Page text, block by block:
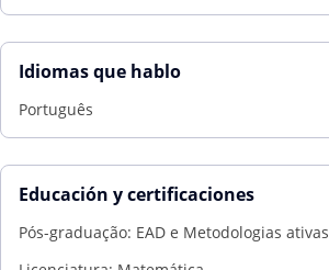
Idiomas que hablo
Português
Educación y certificaciones
Pós-graduação: EAD e Metodologias ativas